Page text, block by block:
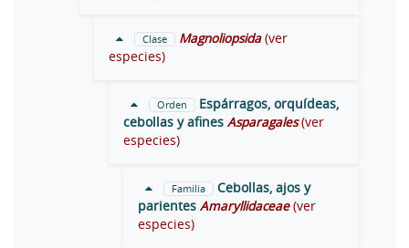
Clase Magnoliopsida (ver
especies)
Orden
Espárragos, orquídeas,
cebollas y afines Asparagales (ver
especies)
Familia
Cebollas, ajos y
parientes Amaryllidaceae (ver
especies)